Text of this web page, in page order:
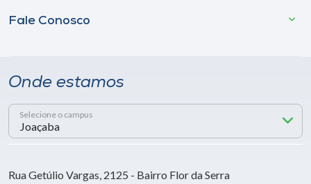
Fale Conosco
Onde estamos
Selecione o campus
Rua Getúlio Vargas, 2125 - Bairro Flor da Serra